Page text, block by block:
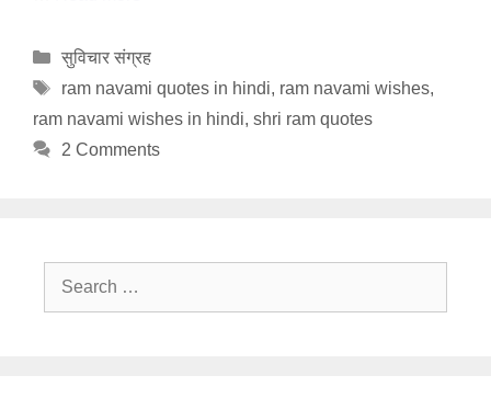
Categories
सुविचार संग्रह
Tags
ram navami quotes in hindi, ram navami wishes,
ram navami wishes in hindi, shri ram quotes
2 Comments
Search